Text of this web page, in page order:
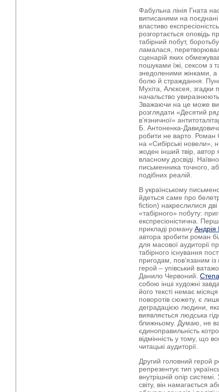
Фабульна лінія Гната
виписаними на поєднані
властиво
розгортається оповідь
табірний побут,
ламалася,
сценарій яких
пошуками їжі, сексом з
знедоленими жінками,
болю й страждання.
Мухіта, Алєксея, згадки
начальство
Зважаючи на це може
розглядати «Десятий
в’язничної»
Б. Антоненка-
робити не варто. Роман
на «Сибірські новели»,
жоден інший твір, автор
власному досвіді.
письменника точного,
подібних реалій.
В українському
йдеться саме про
fiction) накреслилися дві
«табірного» побуту:
експресіоністична.
прикладі роману Андрія
автора зробити роман
для масової аудиторії
табірного існування
пригодам, пов’язаним
герой – упівський
Данило Червоний.
собою інші художні
його тексті немає
поворотів сюжету, є
деградацією людини,
виявляється людська
ближньому. Думаю, не
єдиноправильність
відмінність у тому, що
читацькі аудиторії.
Другий головний герой
репрезентує тип
внутрішній опір
світу, він намагається